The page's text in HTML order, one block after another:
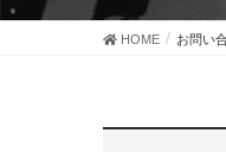
HOME お問い